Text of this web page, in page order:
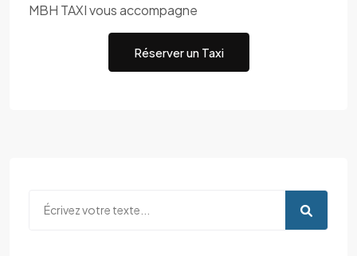
MBH TAXI vous accompagne
Réserver un Taxi